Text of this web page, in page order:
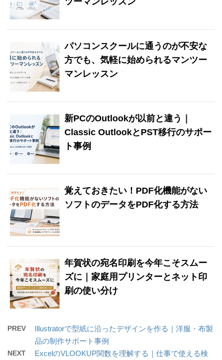
パソコンスクールに通うのが不安な
方でも、気軽に始められるマンツー
マンレッスン
新PCのOutlookが以前と違う｜
Classic OutlookとPST移行のサポー
ト事例
覚えておきたい！PDF化機能がない
ソフトのデータをPDF化する方法
年賀状の宛名印刷を今年こそスムー
ズに｜家庭用プリンターとネット印
刷の使い分け
PREV
Illustratorで型紙に沿ったデザインを作る｜洋服・布製
品の制作サポート事例
NEXT
ExcelのVLOOKUP関数を理解する｜仕事で使える検